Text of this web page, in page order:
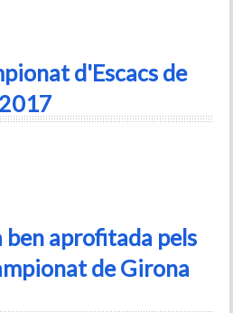
d'Escacs de
ben aprofitada pels
de Girona